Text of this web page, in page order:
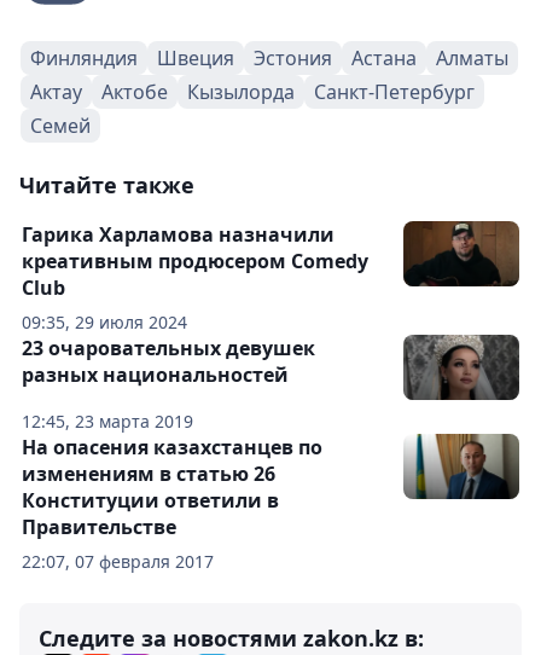
Финляндия Швеция Эстония Астана
Алматы
Актау
Актобе Кызылорда
Санкт-Петербург
Семей
Читайте также
09:35, 29 июля 2024
Гарика Харламова назначили
креативным продюсером Comedy
Club
12:45, 23 марта 2019
23 очаровательных девушек
разных национальностей
22:07, 07 февраля 2017
На опасения казахстанцев по
изменениям в статью 26
Конституции ответили в
Правительстве
Следите за новостями zakon.kz в: